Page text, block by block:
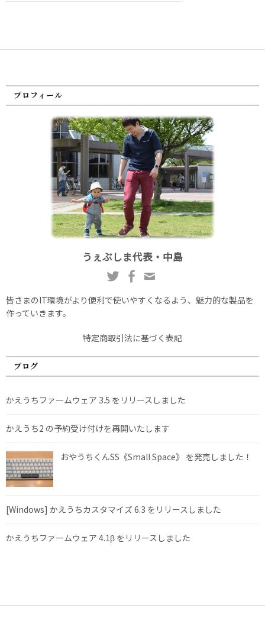
プロフィール
うぇぶしま代表・中島
皆さまのIT環境がより便利で使いやすくなるよう、魅力的な製品を
作っていきます。
特定商取引法に基づく表記
ブログ
かえうちファームウェア 3.5 をリリースしました
かえうち2 の予約受け付けを再開いたします
おやうちくんSS《Small Space》 を発売しました！
[Windows] かえうちカスタマイズ 6.3 をリリースしました
かえうちファームウェア 4.1β をリリースしました